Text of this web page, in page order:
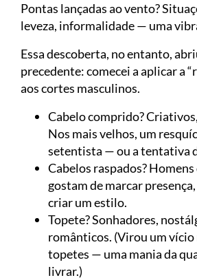
Pontas lançadas ao vento?
leveza, informalidade — uma
Essa descoberta, no entanto,
precedente: comecei a aplicar a
aos cortes masculinos.
Cabelo comprido?
Nos mais velhos, um
setentista — ou a tentativa
Cabelos raspados?
gostam de marcar
criar um estilo.
Topete? Sonhadores,
românticos. (Virou um vício
topetes — uma mania da
livrar.)